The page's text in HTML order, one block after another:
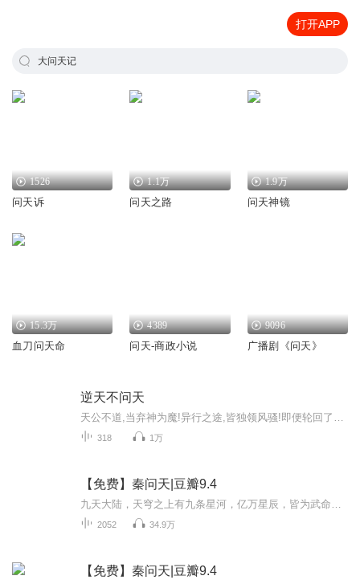
打开APP
大问天记
1526
问天诉
1.1万
问天之路
1.9万
问天神镜
15.3万
血刀问天命
4389
问天-商政小说
9096
广播剧《问天》
逆天不问天
318 1万
【免费】秦问天|豆瓣9.4
2052 34.9万
【免费】秦问天|豆瓣9.4